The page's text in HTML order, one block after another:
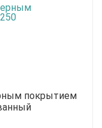
покрытием